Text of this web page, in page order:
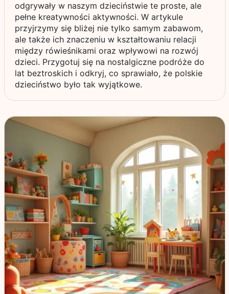
odgrywały w naszym dzieciństwie te proste, ale
pełne kreatywności aktywności. W artykule
przyjrzymy się bliżej nie tylko samym zabawom,
ale także ich znaczeniu w kształtowaniu relacji
między rówieśnikami oraz wpływowi na rozwój
dzieci. Przygotuj się na nostalgiczne podróże do
lat beztroskich i odkryj, co sprawiało, że polskie
dzieciństwo było tak wyjątkowe.